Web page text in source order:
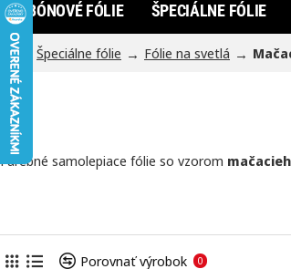
KARBÓNOVÉ FÓLIE ŠPECIÁLNE FÓLIE
m
Špeciálne fólie Fólie na svetlá
Farebné samolepiace fólie so vzorom
Porovnať výrobok 0